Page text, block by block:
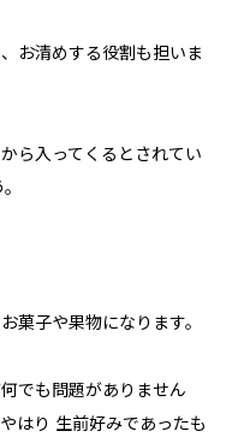
お清めする役割も担いま
ら入ってくるとされてい
菓子や果物になります。
でも問題がありません
はり 生前好みであったも